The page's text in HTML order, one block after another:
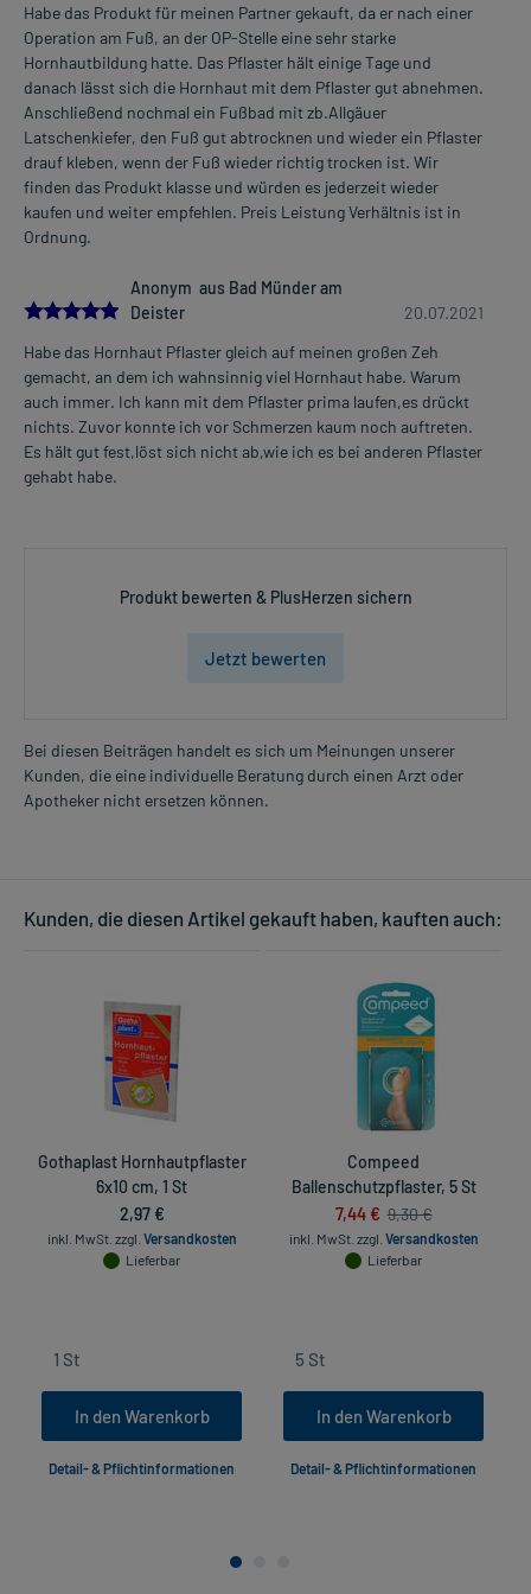
Habe das Produkt für meinen Partner gekauft, da er nach einer
Operation am Fuß, an der OP-Stelle eine sehr starke
Hornhautbildung hatte. Das Pflaster hält einige Tage und
danach lässt sich die Hornhaut mit dem Pflaster gut abnehmen.
Anschließend nochmal ein Fußbad mit zb.Allgäuer
Latschenkiefer, den Fuß gut abtrocknen und wieder ein Pflaster
drauf kleben, wenn der Fuß wieder richtig trocken ist. Wir
finden das Produkt klasse und würden es jederzeit wieder
kaufen und weiter empfehlen. Preis Leistung Verhältnis ist in
Ordnung.
5.0
Anonym aus Bad Münder am
Deister
20.07.2021
Habe das Hornhaut Pflaster gleich auf meinen großen Zeh
gemacht, an dem ich wahnsinnig viel Hornhaut habe. Warum
auch immer. Ich kann mit dem Pflaster prima laufen,es drückt
nichts. Zuvor konnte ich vor Schmerzen kaum noch auftreten.
Es hält gut fest,löst sich nicht ab,wie ich es bei anderen Pflaster
gehabt habe.
Produkt bewerten & PlusHerzen sichern
Jetzt bewerten
Bei diesen Beiträgen handelt es sich um Meinungen unserer
Kunden, die eine individuelle Beratung durch einen Arzt oder
Apotheker nicht ersetzen können.
Kunden, die diesen Artikel gekauft haben, kauften auch:
Gothaplast Hornhautpflaster
6x10 cm, 1 St
2,97 €
inkl. MwSt. zzgl. Versandkosten
Lieferbar
In den Warenkorb
Detail- & Pflichtinformationen
Compeed
Ballenschutzpflaster, 5 St
7,44 € 9,30 €
inkl. MwSt. zzgl. Versandkosten
Lieferbar
In den Warenkorb
Detail- & Pflichtinformationen